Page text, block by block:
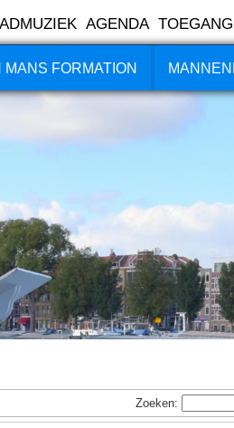
AGENDA
FORMATION
Zoeken: